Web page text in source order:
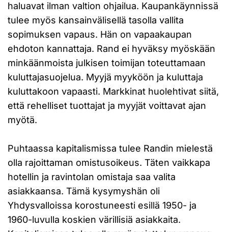
haluavat ilman valtion ohjailua. Kaupankäynnissä
tulee myös kansainvälisellä tasolla vallita
sopimuksen vapaus. Hän on vapaakaupan
ehdoton kannattaja. Rand ei hyväksy myöskään
minkäänmoista julkisen toimijan toteuttamaan
kuluttajasuojelua. Myyjä myyköön ja kuluttaja
kuluttakoon vapaasti. Markkinat huolehtivat siitä,
että rehelliset tuottajat ja myyjät voittavat ajan
myötä.
Puhtaassa kapitalismissa tulee Randin mielestä
olla rajoittaman omistusoikeus. Täten vaikkapa
hotellin ja ravintolan omistaja saa valita
asiakkaansa. Tämä kysymyshän oli
Yhdysvalloissa korostuneesti esillä 1950- ja
1960-luvulla koskien värillisiä asiakkaita.